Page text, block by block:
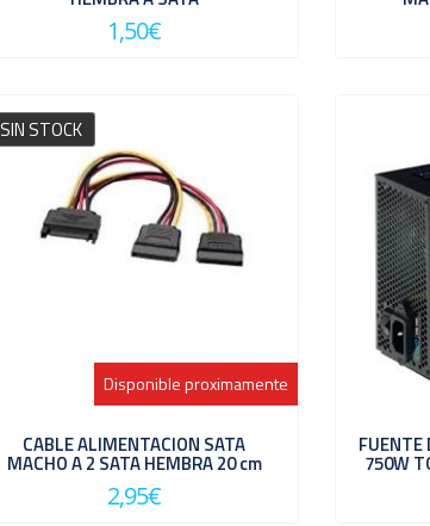
1,50€
SIN STOCK
CABLE ALIMENTACION SATA
MACHO A 2 SATA HEMBRA 20 cm
2,95€
Disponible proximamente
FUENTE
750W